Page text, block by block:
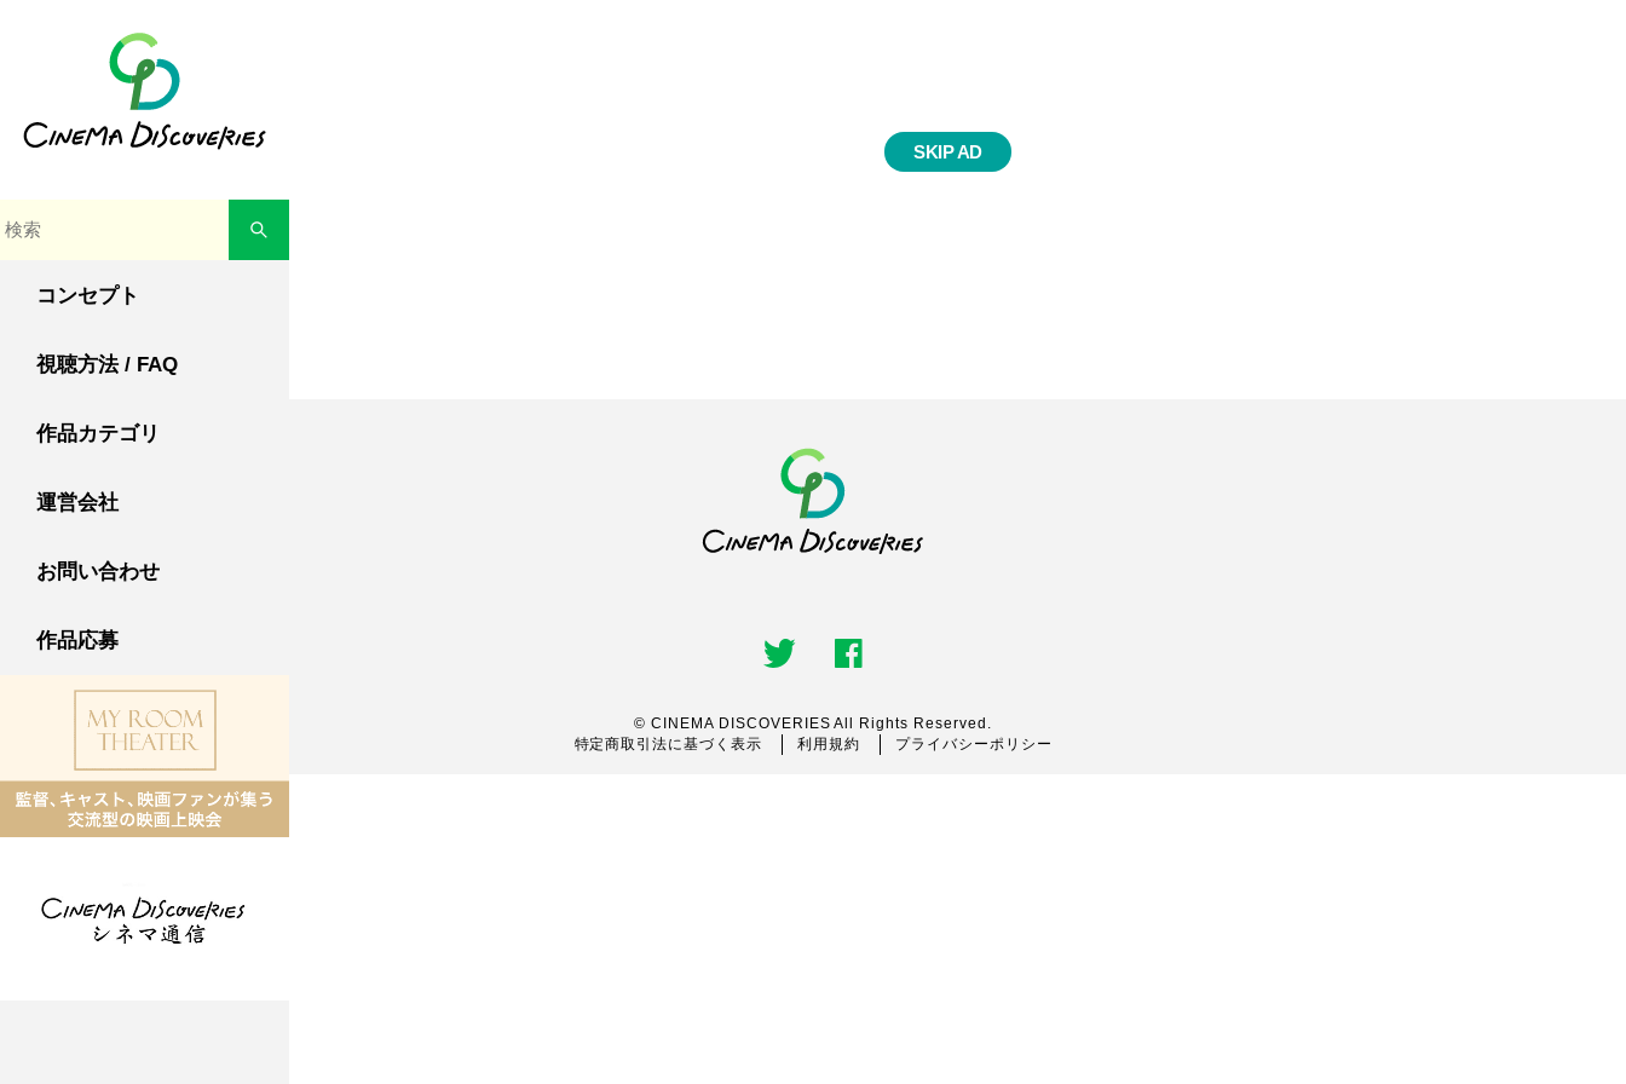
コンセプト
視聴方法 / FAQ
作品カテゴリ
運営会社
お問い合わせ
作品応募
SKIP AD
© CINEMA DISCOVERIES All Rights Reserved.
特定商取引法に基づく表示
利用規約 プライバシーポリシー